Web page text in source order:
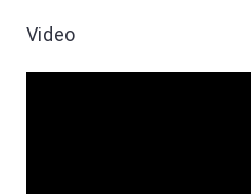
Video